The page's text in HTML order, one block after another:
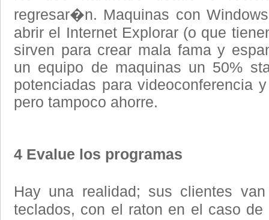
regresar�n. Maquinas con
abrir el Internet Explorar (o que
sirven para crear mala fama y
un equipo de maquinas un 50%
potenciadas para videoconferencia
pero tampoco ahorre.
4 Evalue los programas
Hay una realidad; sus clientes
teclados, con el raton en el caso